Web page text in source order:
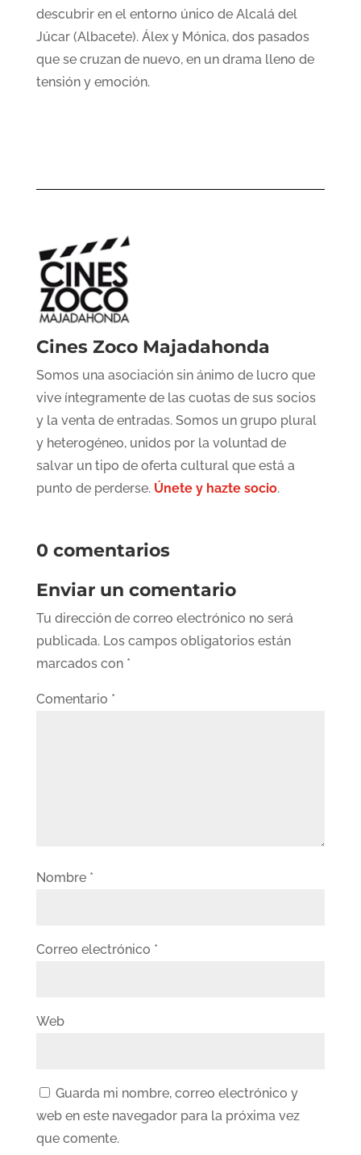
descubrir en el entorno único de Alcalá del
Júcar (Albacete). Álex y Mónica, dos pasados
que se cruzan de nuevo, en un drama lleno de
tensión y emoción.
Cines Zoco Majadahonda
Somos una asociación sin ánimo de lucro que
vive íntegramente de las cuotas de sus socios
y la venta de entradas. Somos un grupo plural
y heterogéneo, unidos por la voluntad de
salvar un tipo de oferta cultural que está a
punto de perderse. Únete y hazte socio.
0 comentarios
Enviar un comentario
Tu dirección de correo electrónico no será
publicada. Los campos obligatorios están
marcados con *
Comentario *
Nombre *
Correo electrónico *
Web
Guarda mi nombre, correo electrónico y
web en este navegador para la próxima vez
que comente.